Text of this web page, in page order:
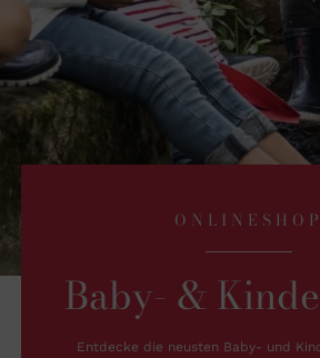
ONLINESHOP
Baby- &
Entdecke die neusten Baby- und